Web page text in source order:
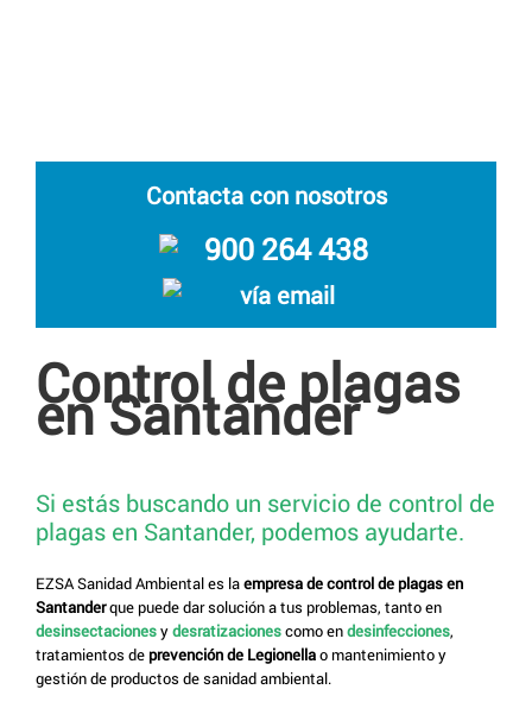
Contacta con nosotros
900 264 438
vía email
Control de plagas
en Santander
Si estás buscando un servicio de control de
plagas en Santander, podemos ayudarte.
EZSA Sanidad Ambiental es laempresa de control de plagas en
Santanderque puede dar solución a tus problemas, tanto en
desinsectacionesydesratizacionescomo endesinfecciones,
tratamientos de prevención de Legionellao mantenimiento y
gestión de productos de sanidad ambiental.